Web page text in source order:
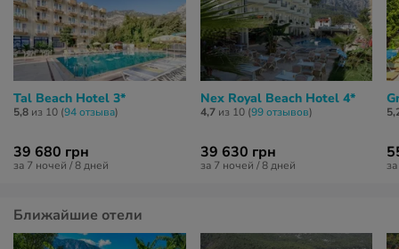
Tal Beach Hotel 3*
5,8 из 10 (94 отзывa)
39 680 грн
за 7 ночей / 8 дней
Nex Royal Beach Hotel 4*
4,7из 10 (99 отзывов)
39 630 грн
за 7 ночей / 8 дней
Ближайшие отели